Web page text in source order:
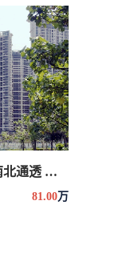
【日豪花园】3房2厅2卫 南北通透 学校近 配套
81.00万